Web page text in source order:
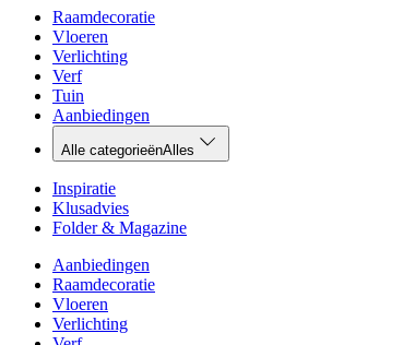
Raamdecoratie
Vloeren
Verlichting
Verf
Tuin
Aanbiedingen
Alle categorieënAlles
Inspiratie
Klusadvies
Folder & Magazine
Aanbiedingen
Raamdecoratie
Vloeren
Verlichting